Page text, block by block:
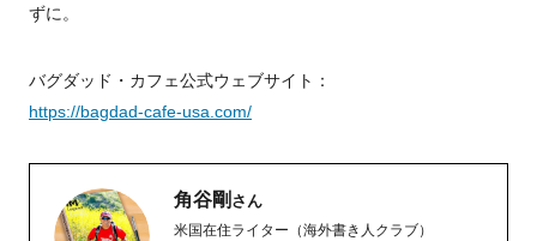
ずに。
バグダッド・カフェ公式ウェブサイト：
https://bagdad-cafe-usa.com/
角谷剛 さん
米国在住ライター（海外書き人クラブ）